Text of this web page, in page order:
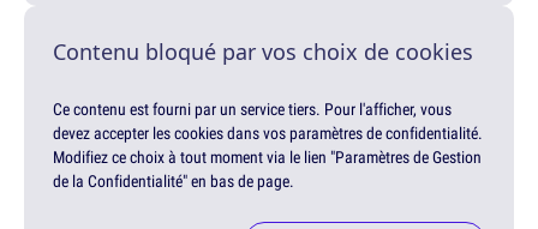
Contenu bloqué par vos choix de cookies
Ce contenu est fourni par un service tiers. Pour l'afficher, vous
devez accepter les cookies dans vos paramètres de confidentialité.
Modifiez ce choix à tout moment via le lien "Paramètres de Gestion
de la Confidentialité" en bas de page.